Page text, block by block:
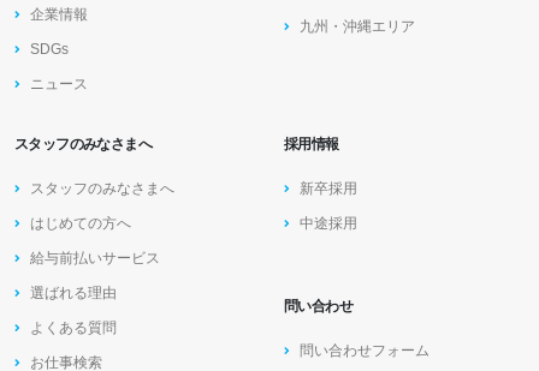
企業情報
SDGs
ニュース
九州・沖縄エリア
スタッフのみなさまへ
スタッフのみなさまへ
はじめての方へ
給与前払いサービス
選ばれる理由
よくある質問
お仕事検索
採用情報
新卒採用
中途採用
問い合わせ
問い合わせフォーム